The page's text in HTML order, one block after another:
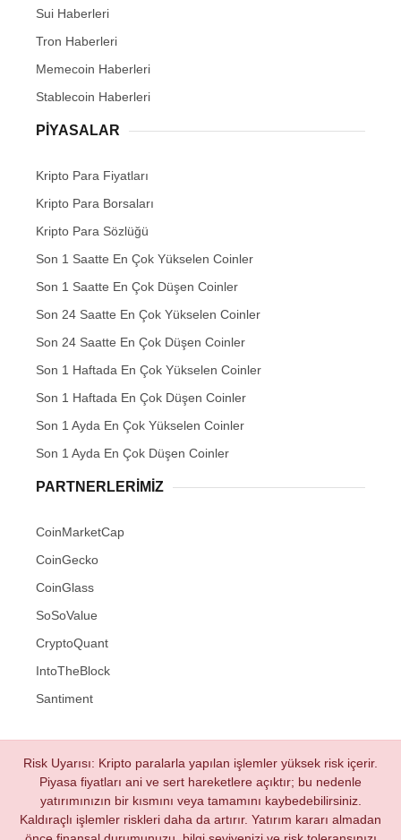
Sui Haberleri
Tron Haberleri
Memecoin Haberleri
Stablecoin Haberleri
PIYASALAR
Kripto Para Fiyatları
Kripto Para Borsaları
Kripto Para Sözlüğü
Son 1 Saatte En Çok Yükselen Coinler
Son 1 Saatte En Çok Düşen Coinler
Son 24 Saatte En Çok Yükselen Coinler
Son 24 Saatte En Çok Düşen Coinler
Son 1 Haftada En Çok Yükselen Coinler
Son 1 Haftada En Çok Düşen Coinler
Son 1 Ayda En Çok Yükselen Coinler
Son 1 Ayda En Çok Düşen Coinler
PARTNERLERIMIZ
CoinMarketCap
CoinGecko
CoinGlass
SoSoValue
CryptoQuant
IntoTheBlock
Santiment
Risk Uyarısı: Kripto paralarla yapılan işlemler yüksek risk içerir.
Piyasa fiyatları ani ve sert hareketlere açıktır; bu nedenle
yatırımınızın bir kısmını veya tamamını kaybedebilirsiniz.
Kaldıraçlı işlemler riskleri daha da artırır. Yatırım kararı almadan